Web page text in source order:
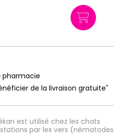
est utilisé chez les chats
par les vers (nématodes
pharmacie
de la livraison gratuite*